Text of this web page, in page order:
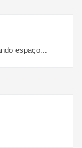
espaço...